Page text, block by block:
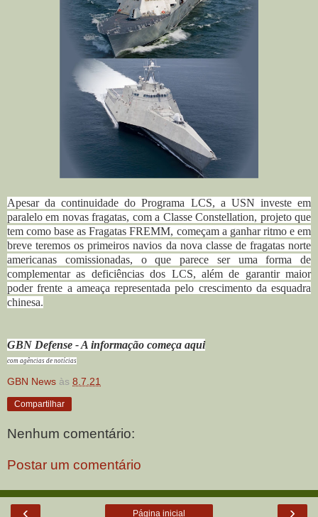
Apesar da continuidade do Programa LCS, a USN investe em
paralelo em novas fragatas, com a Classe Constellation, projeto que
tem como base as Fragatas FREMM, começam a ganhar ritmo e em
breve teremos os primeiros navios da nova classe de fragatas norte
americanas comissionadas, o que parece ser uma forma de
complementar as deficiências dos LCS, além de garantir maior
poder frente a ameaça representada pelo crescimento da esquadra
chinesa.
GBN Defense - A informação começa aqui
com agências de notícias
GBN News às 8.7.21
Compartilhar
Nenhum comentário:
Postar um comentário
‹ ›
Página inicial